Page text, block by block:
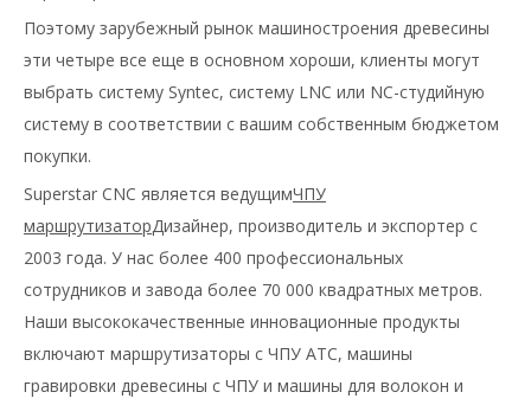
Поэтому зарубежный рынок машиностроения древесины
эти четыре все еще в основном хороши, клиенты могут
выбрать систему Syntec, систему LNC или NC-студийную
систему в соответствии с вашим собственным бюджетом
покупки.
Superstar CNC является ведущимЧПУ
маршрутизаторДизайнер, производитель и экспортер с
2003 года. У нас более 400 профессиональных
сотрудников и завода более 70 000 квадратных метров.
Наши высококачественные инновационные продукты
включают маршрутизаторы с ЧПУ ATC, машины
гравировки древесины с ЧПУ и машины для волокон и